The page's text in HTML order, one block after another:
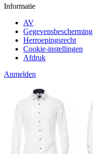
Informatie
AV
Gegevensbescherming
Herroepingsrecht
Cookie-instellingen
Afdruk
Anmelden